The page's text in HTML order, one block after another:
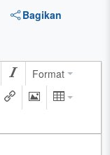
Bagikan
Format